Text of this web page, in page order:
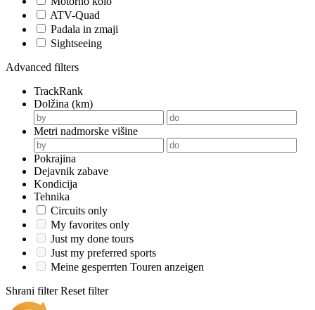
ATV-Quad
Padala in zmaji
Sightseeing
Advanced filters
TrackRank
Dolžina (km)
Metri nadmorske višine
Pokrajina
Dejavnik zabave
Kondicija
Tehnika
Circuits only
My favorites only
Just my done tours
Just my preferred sports
Meine gesperrten Touren anzeigen
Shrani filter Reset filter